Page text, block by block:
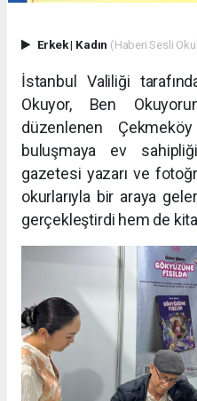
Erkek| Kadın (Haberi Sesli
İstanbul Valiliği
Okuyor, Ben
düzenlenen
buluşmaya ev
gazetesi yazarı ve
okurlarıyla bir araya
gerçekleştirdi hem de